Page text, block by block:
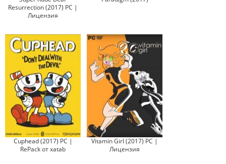
Resurrection (2017) PC |
Лицензия
Cuphead (2017) PC |
RePack от xatab
Vitamin Girl (2017) PC |
Лицензия